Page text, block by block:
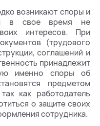
возникают споры и
в свое время не
интересов. При
(трудового
соглашений и
принадлежит
именно споры об
предметом
как работодатель
о защите своих
сотрудника.